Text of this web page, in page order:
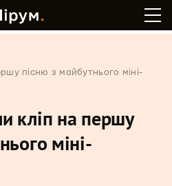
пісню з майбутнього міні-
кліп на першу
міні-